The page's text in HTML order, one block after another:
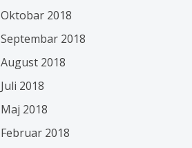
Oktobar 2018
Septembar 2018
August 2018
Juli 2018
Maj 2018
Februar 2018